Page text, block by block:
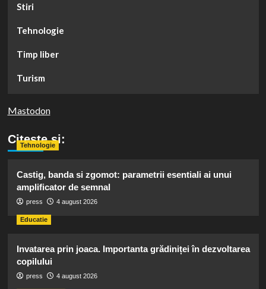
Stiri
Tehnologie
Timp liber
Turism
Mastodon
Citeste si:
Tehnologie
Castig, banda si zgomot: parametrii esentiali ai unui
amplificator de semnal
press 4 august 2026
Educatie
Invatarea prin joaca. Importanta grădiniței în dezvoltarea
copilului
press 4 august 2026